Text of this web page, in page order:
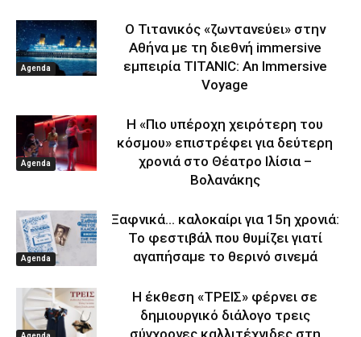
Agenda
Ο Τιτανικός «ζωντανεύει» στην
Αθήνα με τη διεθνή immersive
εμπειρία TITANIC: An Immersive
Voyage
Agenda
Η «Πιο υπέροχη χειρότερη του
κόσμου» επιστρέφει για δεύτερη
χρονιά στο Θέατρο Ιλίσια –
Βολανάκης
Agenda
Ξαφνικά… καλοκαίρι για 15η χρονιά:
Το φεστιβάλ που θυμίζει γιατί
αγαπήσαμε το θερινό σινεμά
Η έκθεση «ΤΡΕΙΣ» φέρνει σε
δημιουργικό διάλογο τρεις